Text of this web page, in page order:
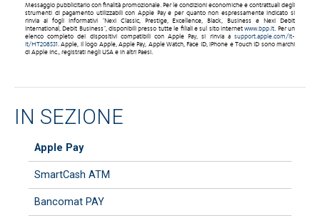
Messaggio pubblicitario con finalità promozionale. Per le condizioni economiche e contrattuali degli
strumenti di pagamento utilizzabili con Apple Pay e per quanto non espressamente indicato si
rinvia ai fogli informativi “Nexi Classic, Prestige, Excellence, Black, Business e Nexi Debit
International, Debit Business”, disponibili presso tutte le filiali e sul sito internetwww.bpp.it . Per un
elenco completo dei dispositivi compatibili con Apple Pay, si rinvia a support.apple.com/it-
it/HT208531 . Apple, il logo Apple, Apple Pay, Apple Watch, Face ID, iPhone e Touch ID sono marchi
di Apple Inc., registrati negli USA e in altri Paesi.
IN SEZIONE
Apple Pay
SmartCash ATM
Bancomat PAY